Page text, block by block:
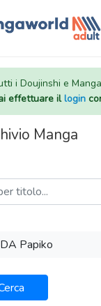
i Doujinshi e
effettuare illogin
Manga
Papiko